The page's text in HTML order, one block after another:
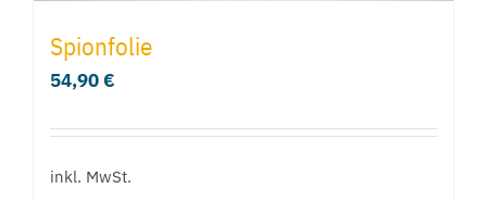
Spionfolie
54,90€
inkl. MwSt.